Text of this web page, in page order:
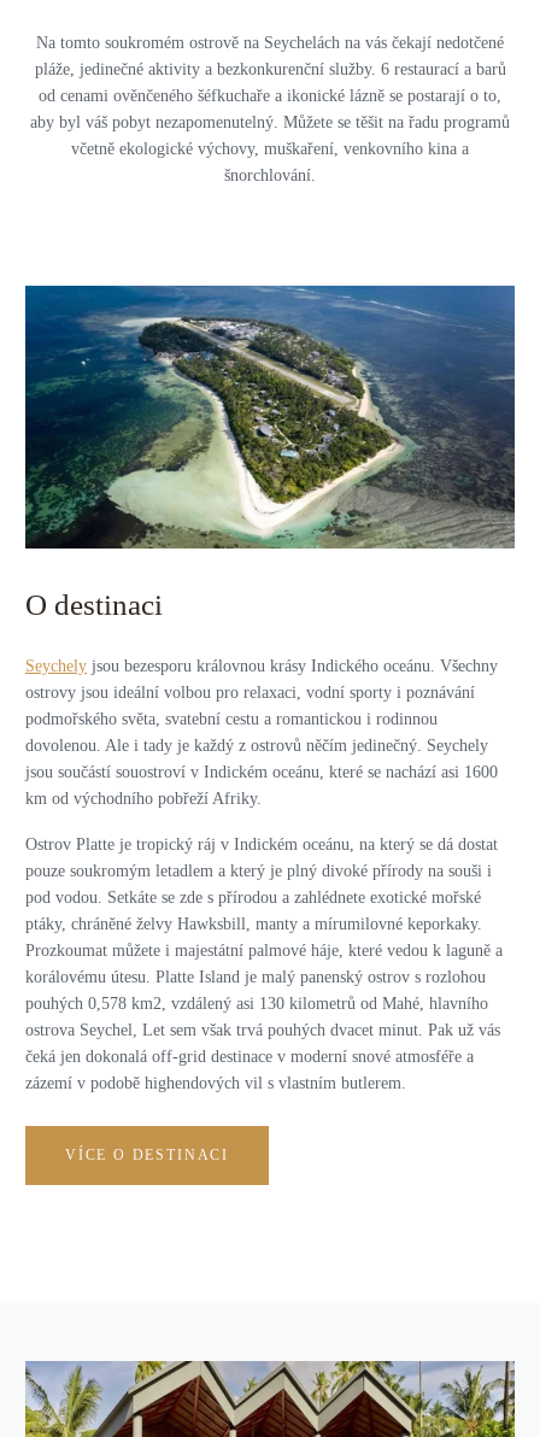
Na tomto soukromém ostrově na Seychelách na vás čekají nedotčené
pláže, jedinečné aktivity a bezkonkurenční služby. 6 restaurací a barů
od cenami ověnčeného šéfkuchaře a ikonické lázně se postarají o to,
aby byl váš pobyt nezapomenutelný. Můžete se těšit na řadu programů
včetně ekologické výchovy, muškaření, venkovního kina a
šnorchlování.
O destinaci
Seychely jsou bezesporu královnou krásy Indického oceánu. Všechny
ostrovy jsou ideální volbou pro relaxaci, vodní sporty i poznávání
podmořského světa, svatební cestu a romantickou i rodinnou
dovolenou. Ale i tady je každý z ostrovů něčím jedinečný. Seychely
jsou součástí souostroví v Indickém oceánu, které se nachází asi 1600
km od východního pobřeží Afriky.
Ostrov Platte je tropický ráj v Indickém oceánu, na který se dá dostat
pouze soukromým letadlem a který je plný divoké přírody na souši i
pod vodou. Setkáte se zde s přírodou a zahlédnete exotické mořské
ptáky, chráněné želvy Hawksbill, manty a mírumilovné keporkaky.
Prozkoumat můžete i majestátní palmové háje, které vedou k laguně a
korálovému útesu. Platte Island je malý panenský ostrov s rozlohou
pouhých 0,578 km2, vzdálený asi 130 kilometrů od Mahé, hlavního
ostrova Seychel, Let sem však trvá pouhých dvacet minut. Pak už vás
čeká jen dokonalá off-grid destinace v moderní snové atmosféře a
zázemí v podobě highendových vil s vlastním butlerem.
VÍCE O DESTINACI